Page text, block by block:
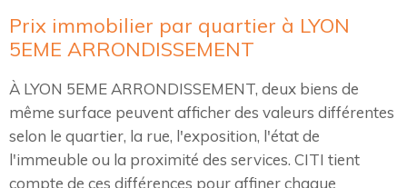
Prix immobilier par quartier à LYON
5EME ARRONDISSEMENT
À LYON 5EME ARRONDISSEMENT, deux biens de
même surface peuvent afficher des valeurs différentes
selon le quartier, la rue, l'exposition, l'état de
l'immeuble ou la proximité des services. CITI tient
compte de ces différences pour affiner chaque